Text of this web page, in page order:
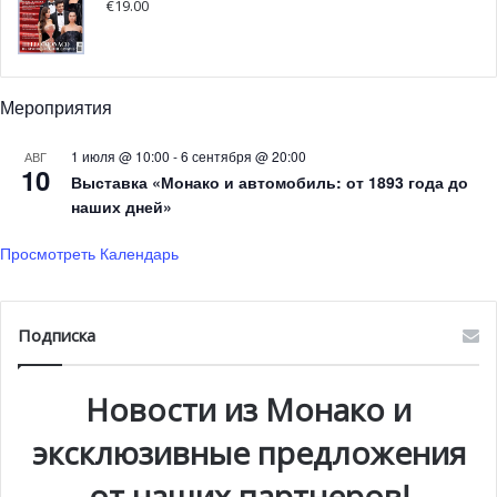
официально подтверждена, поэтому остается лишь
гадать — увидим ли мы снова эти инсталляции где-то в
€19.00
Мероприятия
АВГ
10
1 июля @ 10:00 -6 сентября @ 20:00
Выставка «Монако и автомобиль: от 1893 года до
наших дней»
Просмотреть Календарь
Подписка
Новости из Монако и
эксклюзивные предложения